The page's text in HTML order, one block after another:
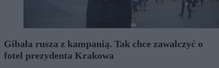
Gibała rusza z kampanią. Tak chce zawalczyć o
fotel prezydenta Krakowa